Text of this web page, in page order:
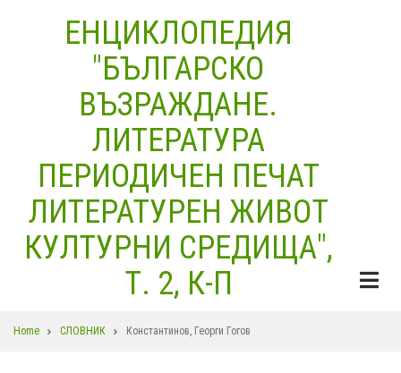
ЕНЦИКЛОПЕДИЯ
"БЪЛГАРСКО
ВЪЗРАЖДАНЕ.
ЛИТЕРАТУРА
ПЕРИОДИЧЕН ПЕЧАТ
ЛИТЕРАТУРЕН ЖИВОТ
КУЛТУРНИ СРЕДИЩА",
Т. 2, К-П
Breadcrumb
Home СЛОВНИК Константинов, Георги Гогов